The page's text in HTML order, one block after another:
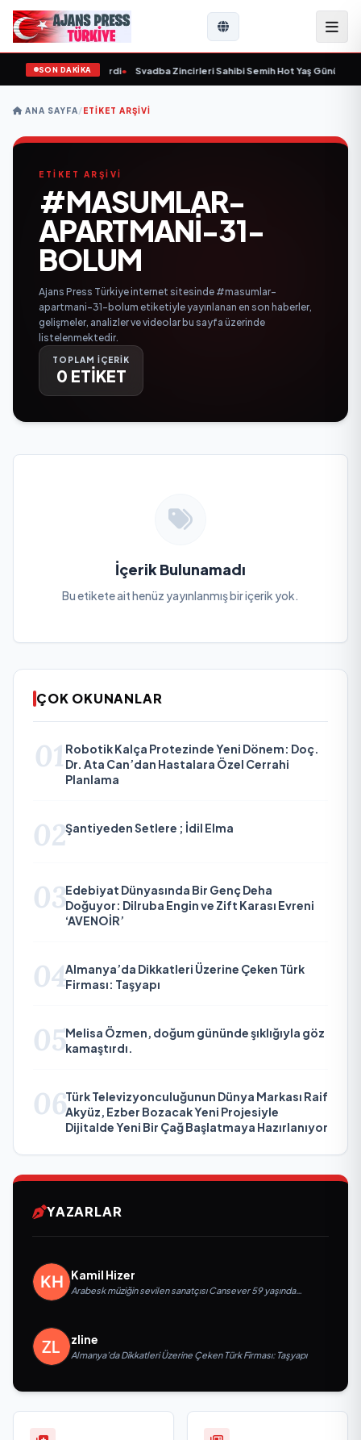
SON DAKİKA
yaşında yaşamını yitirdi• Svadba Zincirleri Sahibi Semih Hot Yaş Gününü
ANA SAYFA/ETIKET ARŞIVI
ETİKET ARŞİVİ
#MASUMLAR-
APARTMANI-31-
BOLUM
Ajans Press Türkiye internet sitesinde #masumlar-
apartmani-31-bolum etiketiyle yayınlanan en son haberler,
gelişmeler, analizler ve videolar bu sayfa üzerinde
listelenmektedir.
TOPLAM İÇERİK
0 ETİKET
İçerik Bulunamadı
Bu etikete ait henüz yayınlanmış bir içerik yok.
ÇOK OKUNANLAR
01 Robotik Kalça Protezinde Yeni Dönem: Doç.
Dr. Ata Can’dan Hastalara Özel Cerrahi
Planlama
02Şantiyeden Setlere ; İdil Elma
03Edebiyat Dünyasında Bir Genç Deha
Doğuyor: Dilruba Engin ve Zift Karası Evreni
‘AVENOİR’
04Almanya’da Dikkatleri Üzerine Çeken Türk
Firması: Taşyapı
05Melisa Özmen, doğum gününde şıklığıyla göz
kamaştırdı.
06Türk Televizyonculuğunun Dünya Markası Raif
Akyüz, Ezber Bozacak Yeni Projesiyle
Dijitalde Yeni Bir Çağ Başlatmaya Hazırlanıyor
YAZARLAR
Kamil Hizer
Arabesk müziğin sevilen sanatçısı Cansever 59 yaşında
zline
Almanya’da Dikkatleri Üzerine Çeken Türk Firması: Taşyapı